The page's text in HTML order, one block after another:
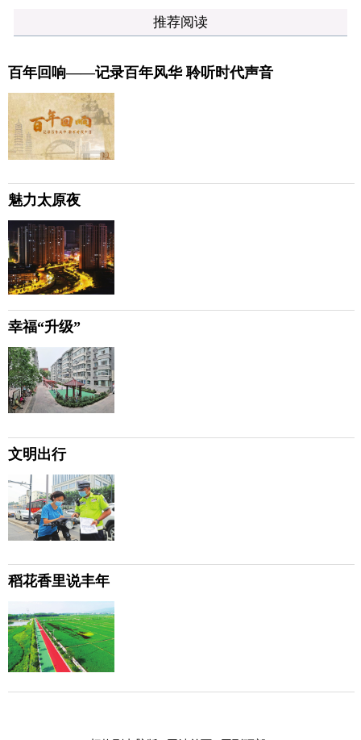
推荐阅读
百年回响——记录百年风华 聆听时代声音
魅力太原夜
幸福“升级”
文明出行
稻花香里说丰年